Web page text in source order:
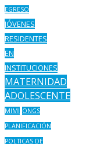
EGRESO
JÓVENES
RESIDENTES
EN
INSTITUCIONES
MATERNIDAD
ADOLESCENTE
MIMI ONGS
PLANIFICACIÓN
POLTICAS DE